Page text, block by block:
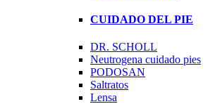
CUIDADO DEL PIE
DR. SCHOLL
Neutrogena cuidado pies
PODOSAN
Saltratos
Lensa